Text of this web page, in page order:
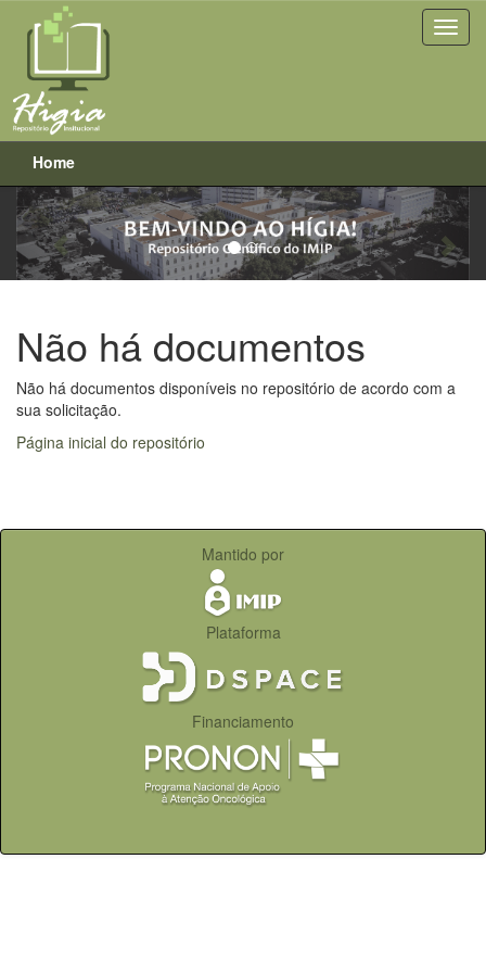
Skip
navigation
Home
Previous Next
Não há documentos
Não há documentos disponíveis no repositório de acordo com a
sua solicitação.
Página inicial do repositório
Mantido por
Plataforma
Financiamento